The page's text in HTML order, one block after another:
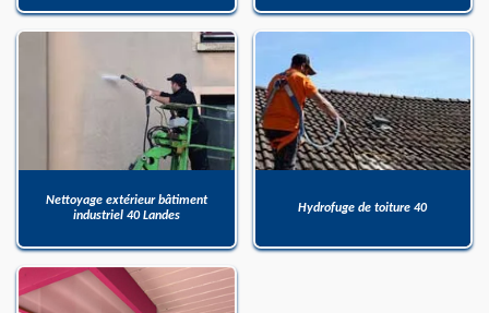
Nettoyage extérieur bâtiment
industriel 40 Landes
Hydrofuge de toiture 40